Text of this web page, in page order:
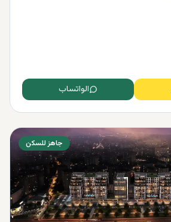
الواتساب
جاهز للسكن